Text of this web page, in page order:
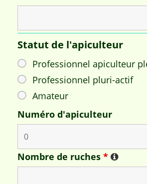
Statut de l'apiculteur
Professionnel apiculteur
Professionnel pluri-actif
Amateur
Numéro d'apiculteur
Nombre de ruches *